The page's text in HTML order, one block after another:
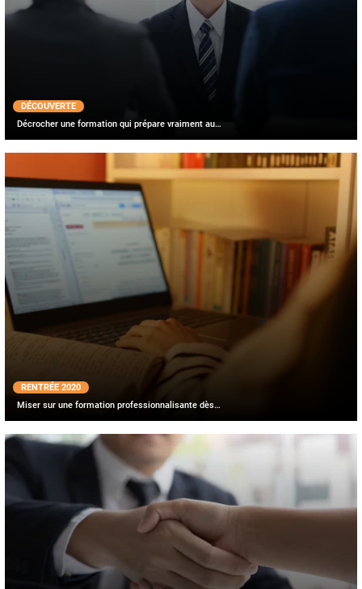
DÉCOUVERTE
Décrocher une formation qui prépare vraiment au…
RENTRÉE 2020
Miser sur une formation professionnalisante dès…